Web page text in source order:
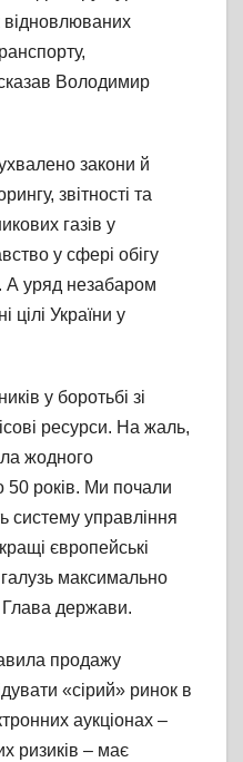
відновлюваних
Володимир
закони й
звітності та
газів у
у сфері обігу
А уряд незабаром
цілі України у
у боротьбі зі
ресурси. На жаль,
жодного
років. Ми почали
систему управління
європейські
максимально
Глава держави.
продажу
«сірий» ринок в
аукціонах –
ризиків – має